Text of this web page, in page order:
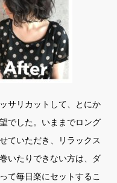
サリカットして、とにか
でした。いままでロング
ていただき、リラックス
いたりできない方は、ダ
て毎日楽にセットするこ